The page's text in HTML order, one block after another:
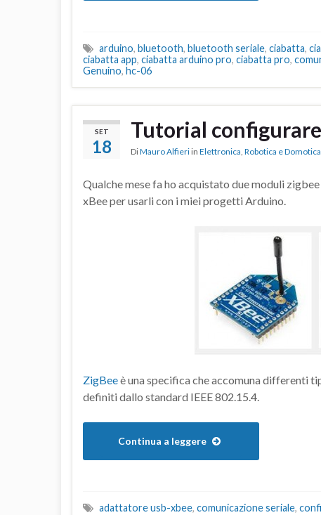
arduino, bluetooth, bluetooth seriale, ciabatta,
ciabatta app, ciabatta arduino pro, ciabatta pro,
Genuino, hc-06
SET
18
Tutorial
DiMauro Alfieri in Elettronica, Robotica e Domotica
Qualche mese fa ho acquistato due moduli
xBee per usarli con i miei progetti Arduino.
ZigBeeè una specifica che accomuna differenti
definiti dallo standard IEEE 802.15.4.
Continua a leggere
adattatore usb-xbee, comunicazione seriale,